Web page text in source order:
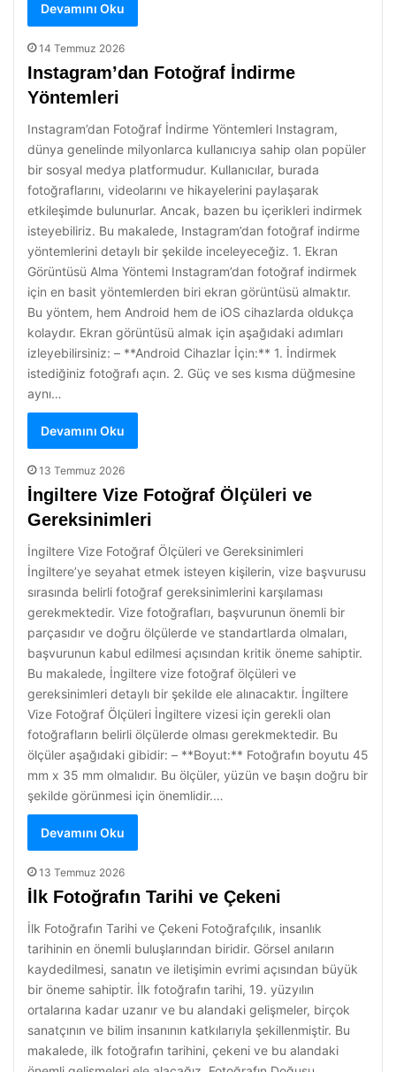
Devamını Oku
14 Temmuz 2026
Instagram’dan Fotoğraf İndirme
Yöntemleri
Instagram’dan Fotoğraf İndirme Yöntemleri Instagram,
dünya genelinde milyonlarca kullanıcıya sahip olan popüler
bir sosyal medya platformudur. Kullanıcılar, burada
fotoğraflarını, videolarını ve hikayelerini paylaşarak
etkileşimde bulunurlar. Ancak, bazen bu içerikleri indirmek
isteyebiliriz. Bu makalede, Instagram’dan fotoğraf indirme
yöntemlerini detaylı bir şekilde inceleyeceğiz. 1. Ekran
Görüntüsü Alma Yöntemi Instagram’dan fotoğraf indirmek
için en basit yöntemlerden biri ekran görüntüsü almaktır.
Bu yöntem, hem Android hem de iOS cihazlarda oldukça
kolaydır. Ekran görüntüsü almak için aşağıdaki adımları
izleyebilirsiniz: – **Android Cihazlar İçin:** 1. İndirmek
istediğiniz fotoğrafı açın. 2. Güç ve ses kısma düğmesine
aynı…
Devamını Oku
13 Temmuz 2026
İngiltere Vize Fotoğraf Ölçüleri ve
Gereksinimleri
İngiltere Vize Fotoğraf Ölçüleri ve Gereksinimleri
İngiltere’ye seyahat etmek isteyen kişilerin, vize başvurusu
sırasında belirli fotoğraf gereksinimlerini karşılaması
gerekmektedir. Vize fotoğrafları, başvurunun önemli bir
parçasıdır ve doğru ölçülerde ve standartlarda olmaları,
başvurunun kabul edilmesi açısından kritik öneme sahiptir.
Bu makalede, İngiltere vize fotoğraf ölçüleri ve
gereksinimleri detaylı bir şekilde ele alınacaktır. İngiltere
Vize Fotoğraf Ölçüleri İngiltere vizesi için gerekli olan
fotoğrafların belirli ölçülerde olması gerekmektedir. Bu
ölçüler aşağıdaki gibidir: – **Boyut:** Fotoğrafın boyutu 45
mm x 35 mm olmalıdır. Bu ölçüler, yüzün ve başın doğru bir
şekilde görünmesi için önemlidir.…
Devamını Oku
13 Temmuz 2026
İlk Fotoğrafın Tarihi ve Çekeni
İlk Fotoğrafın Tarihi ve Çekeni Fotoğrafçılık, insanlık
tarihinin en önemli buluşlarından biridir. Görsel anıların
kaydedilmesi, sanatın ve iletişimin evrimi açısından büyük
bir öneme sahiptir. İlk fotoğrafın tarihi, 19. yüzyılın
ortalarına kadar uzanır ve bu alandaki gelişmeler, birçok
sanatçının ve bilim insanının katkılarıyla şekillenmiştir. Bu
makalede, ilk fotoğrafın tarihini, çekeni ve bu alandaki